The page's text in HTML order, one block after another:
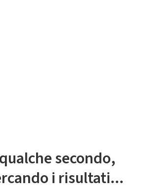
secondo,
i risultati...